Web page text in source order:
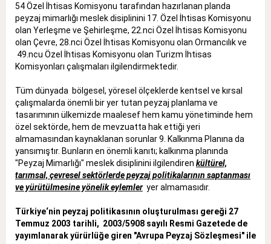
54 Özel İhtisas Komisyonu tarafından hazırlanan planda
peyzaj mimarlığı meslek disiplinini 17. Özel İhtisas Komisyonu
olan Yerleşme ve Şehirleşme, 22.nci Özel İhtisas Komisyonu
olan Çevre, 28.nci Özel İhtisas Komisyonu olan Ormancılık ve
49.ncu Özel İhtisas Komisyonu olan Turizm İhtisas
Komisyonları çalışmaları ilgilendirmektedir.
Tüm dünyada bölgesel, yöresel ölçeklerde kentsel ve kırsal
çalışmalarda önemli bir yer tutan peyzaj planlama ve
tasarımının ülkemizde maalesef hem kamu yönetiminde hem
özel sektörde, hem de mevzuatta hak ettiği yeri
almamasından kaynaklanan sorunlar 9. Kalkınma Planına da
yansımıştır. Bunların en önemli kanıtı; kalkınma planında
"Peyzaj Mimarlığı" meslek disiplinini ilgilendiren kültürel,
tarımsal, çevresel sektörlerde peyzaj politikalarının saptanması
ve yürütülmesine yönelik eylemleryer almamasıdır.
Türkiye‘nin peyzaj politikasının oluşturulması gereği 27
Temmuz 2003 tarihli, 2003/5908 sayılı Resmi Gazetede de
yayımlanarak yürürlüğe giren "Avrupa Peyzaj Sözleşmesi" ile